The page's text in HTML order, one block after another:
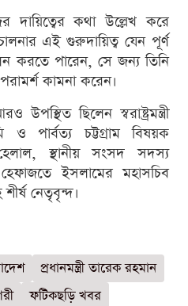
দায়িত্বের কথা উল্লেখ করে
এই গুরুদায়িত্ব যেন পূর্ণ
করতে পারেন, সে জন্য তিনি
কামনা করেন।
উপস্থিত ছিলেন স্বরাষ্ট্রমন্ত্রী
পার্বত্য চট্টগ্রাম বিষয়ক
হেলাল, স্থানীয় সংসদ সদস্য
ইসলামের মহাসচিব
নেতৃবৃন্দ।
প্রধানমন্ত্রী তারেক রহমান
ফটিকছড়ি খবর